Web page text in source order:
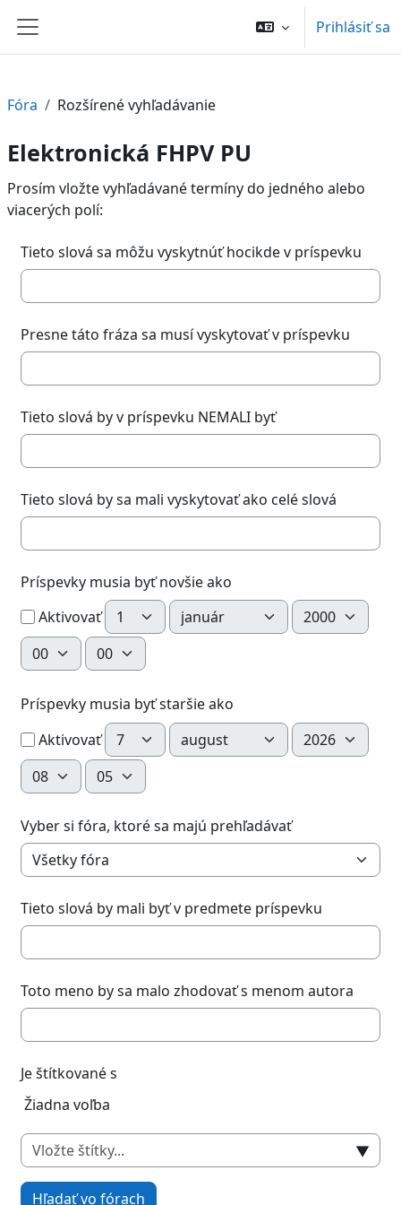
Bočný panel
Prihlásiť sa
Fóra Rozšírené vyhľadávanie
Elektronická FHPV PU
Prosím vložte vyhľadávané termíny do jedného alebo
viacerých polí:
Tieto slová sa môžu vyskytnúť hocikde v príspevku
Presne táto fráza sa musí vyskytovať v príspevku
Tieto slová by v príspevku NEMALI byť
Tieto slová by sa mali vyskytovať ako celé slová
Príspevky musia byť novšie ako
AktivovaťDeň Mesiac
Rok
Hodina
Minúta
Príspevky musia byť staršie ako
AktivovaťDeň Mesiac
Rok
Hodina
Minúta
Vyber si fóra, ktoré sa majú prehľadávať
Tieto slová by mali byť v predmete príspevku
Toto meno by sa malo zhodovať s menom autora
Je štítkované s
Vybrané položky:
Žiadna voľba
▼
Hľadať vo fórach